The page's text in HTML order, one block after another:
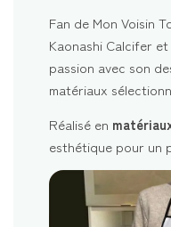
Fan de Mon Voisin
Kaonashi Calcifer
passion avec son
matériaux
Réalisé en
esthétique pour un